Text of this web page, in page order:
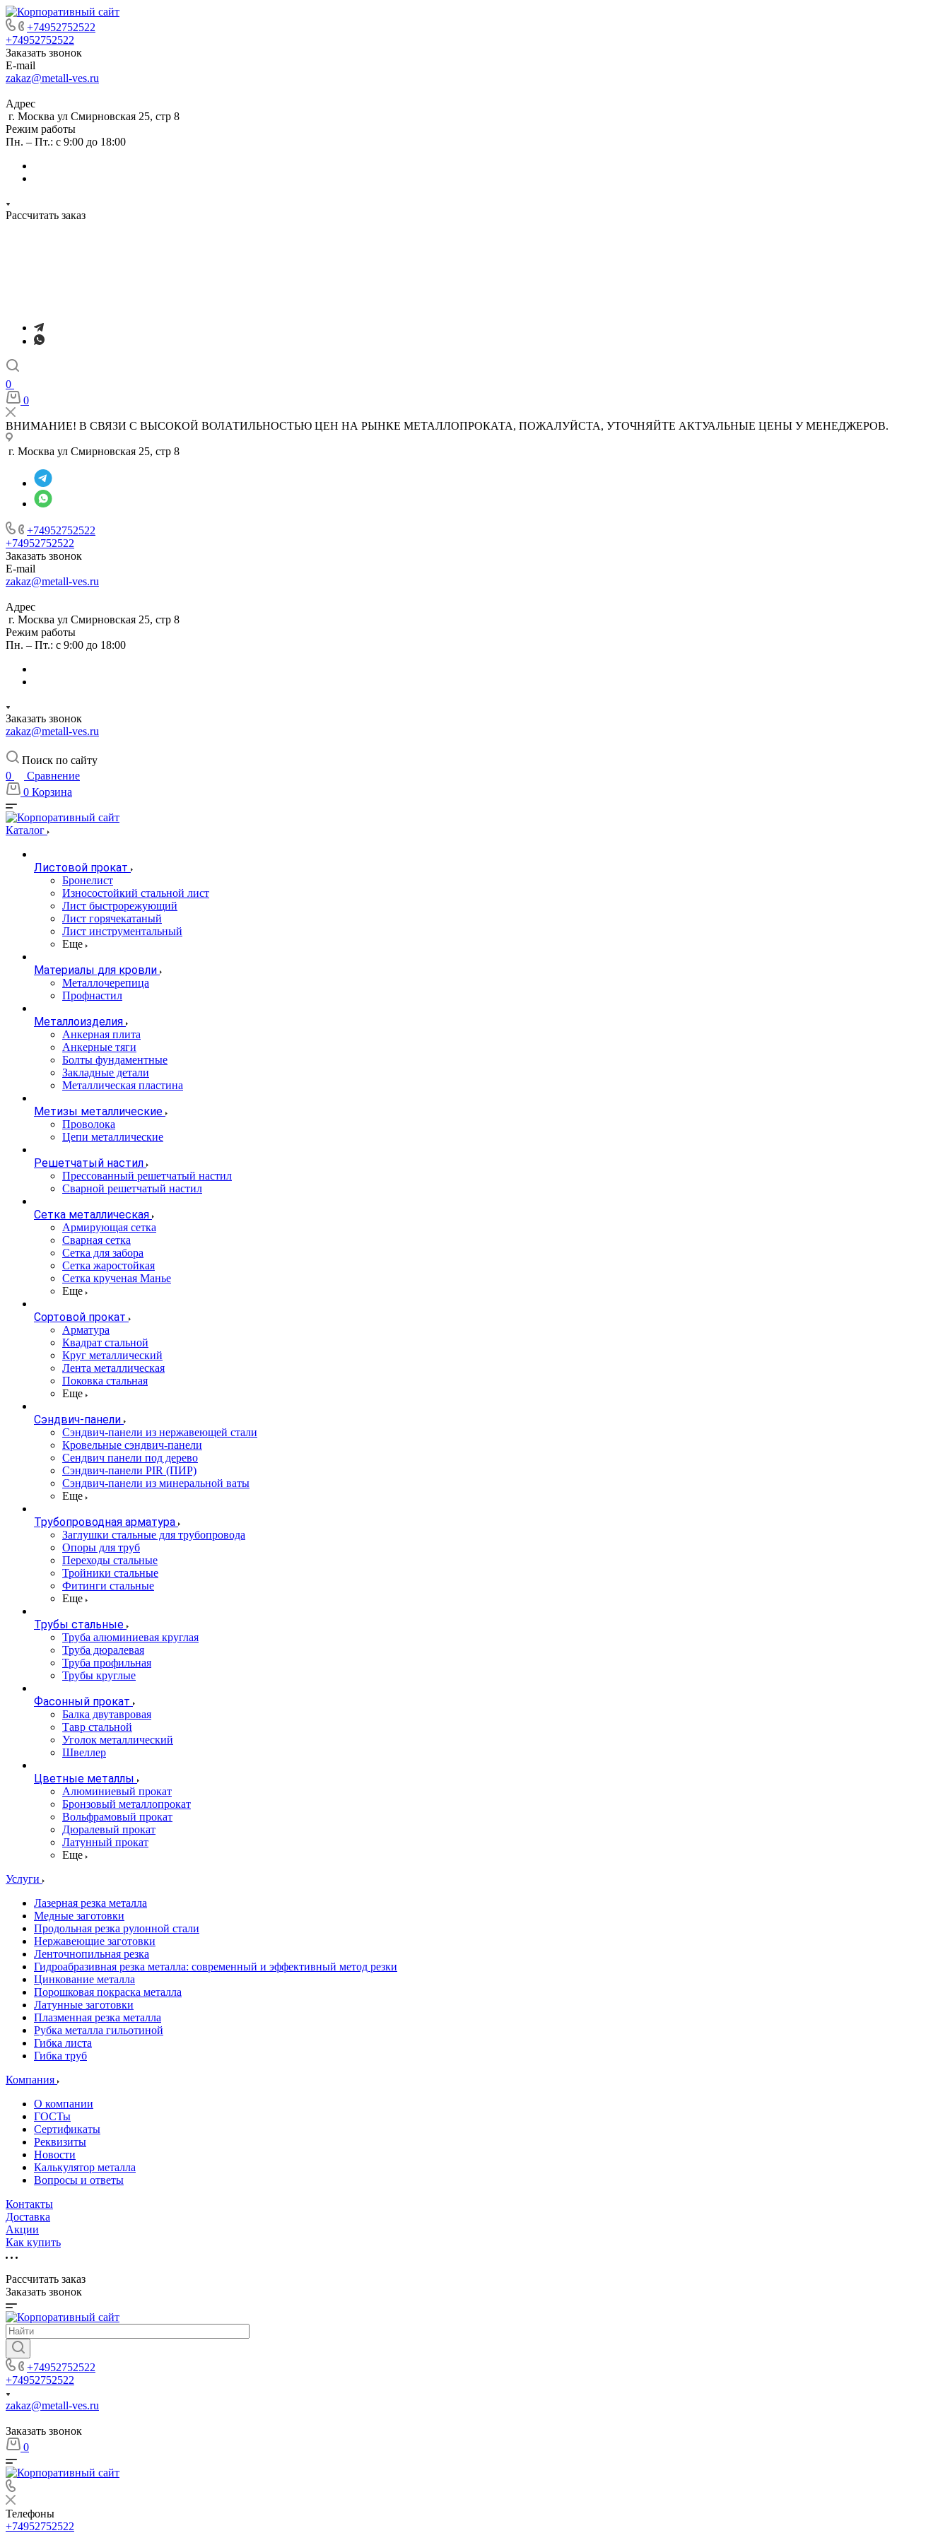
+74952752522
+74952752522
Заказать звонок
E-mail
zakaz@metall-ves.ru
Адрес
г. Москва ул Смирновская 25, стр 8
Режим работы
Пн. – Пт.: с 9:00 до 18:00
Рассчитать заказ
0
0
ВНИМАНИЕ! В СВЯЗИ С ВЫСОКОЙ ВОЛАТИЛЬНОСТЬЮ ЦЕН НА РЫНКЕ МЕТАЛЛОПРОКАТА, ПОЖАЛУЙСТА, УТОЧНЯЙТЕ АКТУАЛЬНЫЕ ЦЕНЫ У МЕНЕДЖЕРОВ.
г. Москва ул Смирновская 25, стр 8
+74952752522
+74952752522
Заказать звонок
E-mail
zakaz@metall-ves.ru
Адрес
г. Москва ул Смирновская 25, стр 8
Режим работы
Пн. – Пт.: с 9:00 до 18:00
Заказать звонок
zakaz@metall-ves.ru
Поиск по сайту
0
Сравнение
0 Корзина
Каталог
Листовой прокат
Бронелист
Износостойкий стальной лист
Лист быстрорежующий
Лист горячекатаный
Лист инструментальный
Еще
Материалы для кровли
Металлочерепица
Профнастил
Металлоизделия
Анкерная плита
Анкерные тяги
Болты фундаментные
Закладные детали
Металлическая пластина
Метизы металлические
Проволока
Цепи металлические
Решетчатый настил
Прессованный решетчатый настил
Сварной решетчатый настил
Сетка металлическая
Армирующая сетка
Сварная сетка
Сетка для забора
Сетка жаростойкая
Сетка крученая Манье
Еще
Сортовой прокат
Арматура
Квадрат стальной
Круг металлический
Лента металлическая
Поковка стальная
Еще
Сэндвич-панели
Cэндвич-панели из нержавеющей стали
Кровельные сэндвич-панели
Сендвич панели под дерево
Сэндвич-панели PIR (ПИР)
Сэндвич-панели из минеральной ваты
Еще
Трубопроводная арматура
Заглушки стальные для трубопровода
Опоры для труб
Переходы стальные
Тройники стальные
Фитинги стальные
Еще
Трубы стальные
Труба алюминиевая круглая
Труба дюралевая
Труба профильная
Трубы круглые
Фасонный прокат
Балка двутавровая
Тавр стальной
Уголок металлический
Швеллер
Цветные металлы
Алюминиевый прокат
Бронзовый металлопрокат
Вольфрамовый прокат
Дюралевый прокат
Латунный прокат
Еще
Услуги
Лазерная резка металла
Медные заготовки
Продольная резка рулонной стали
Нержавеющие заготовки
Ленточнопильная резка
Гидроабразивная резка металла: современный и эффективный метод резки
Цинкование металла
Порошковая покраска металла
Латунные заготовки
Плазменная резка металла
Рубка металла гильотиной
Гибка листа
Гибка труб
Компания
О компании
ГОСТы
Сертификаты
Реквизиты
Новости
Калькулятор металла
Вопросы и ответы
Контакты
Доставка
Акции
Как купить
Рассчитать заказ
Заказать звонок
+74952752522
+74952752522
zakaz@metall-ves.ru
Заказать звонок
0
Телефоны
+74952752522